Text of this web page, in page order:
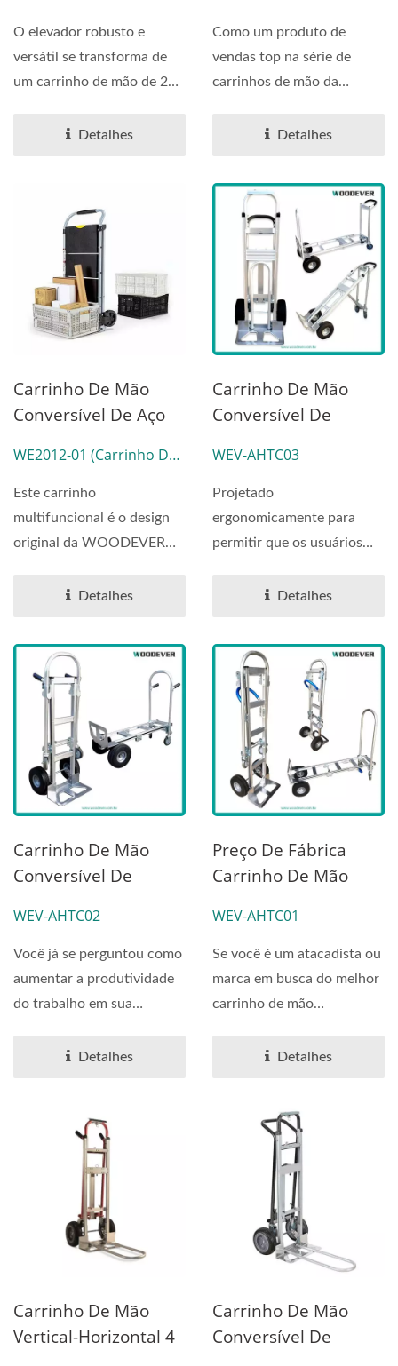
O elevador robusto e
versátil se transforma de
um carrinho de mão de 2
Detalhes
Como um produto de
vendas top na série de
carrinhos de mão da
de mão...
Detalhes
Carrinho De Mão
Conversível De Aço
90 Kg)
WE2012-01 (Carrinho De
Este carrinho
multifuncional é o design
original da WOODEVER
aprovados...Detalhes
Carrinho De Mão
Conversível De
Extensão De Nariz,
Capacidade De Carga
De 770lbs.
WEV-AHTC03
Projetado
ergonomicamente para
permitir que os usuários
de mão padrão...
Detalhes
Carrinho De Mão
Conversível De
Em 1 Venda Direta
De Fábrica.
WEV-AHTC02
Você já se perguntou como
aumentar a produtividade
do trabalho em sua
Detalhes
Preço De Fábrica
Carrinho De Mão
Alumínio 2 Em 1 Com
Capacidade De 250kg
| ODMOEM
WEV-AHTC01
Se você é um atacadista ou
marca em busca do melhor
carrinho de mão
Detalhes
Carrinho De Mão
Vertical-Horizontal 4
Carrinho De Mão
Conversível De